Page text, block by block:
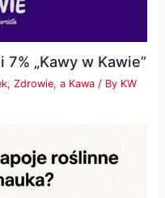
„Kawy w Kawie”
,Zdrowie, a Kawa / By KW